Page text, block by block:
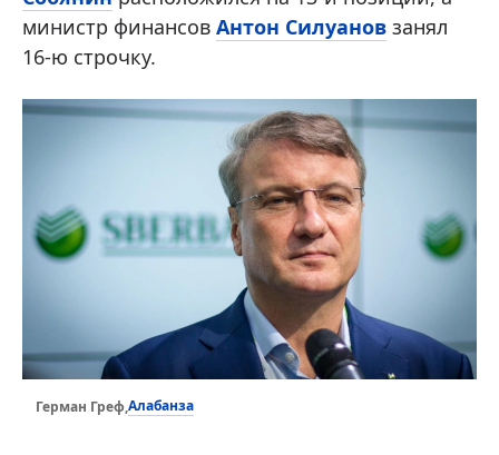
министр финансов Антон Силуанов занял
16-ю строчку.
Герман Греф,Алабанза